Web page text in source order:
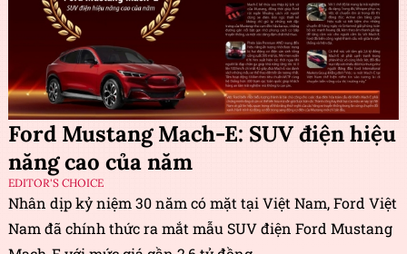
Ford Mustang Mach-E: SUV điện hiệu
năng cao của năm
EDITOR'S CHOICE
Nhân dịp kỷ niệm 30 năm có mặt tại Việt Nam, Ford Việt
Nam đã chính thức ra mắt mẫu SUV điện Ford Mustang